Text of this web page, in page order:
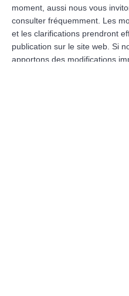
moment, aussi nous vous
consulter fréquemment. Les
et les clarifications prendront
publication sur le site web. Si
apportons des modifications